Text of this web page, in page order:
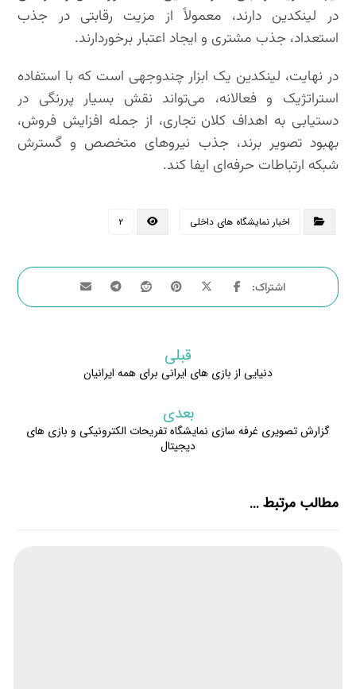
در لینکدین دارند، معمولاً از مزیت رقابتی در جذب
استعداد، جذب مشتری و ایجاد اعتبار برخوردارند.
در نهایت، لینکدین یک ابزار چندوجهی است که با استفاده
استراتژیک و فعالانه، می‌تواند نقش بسیار پررنگی در
دستیابی به اهداف کلان تجاری، از جمله افزایش فروش،
بهبود تصویر برند، جذب نیروهای متخصص و گسترش
شبکه ارتباطات حرفه‌ای ایفا کند.
اخبار نمایشگاه های داخلی ۲
قبلی
دنیایی از بازی های ایرانی برای همه ایرانیان
بعدی
گزارش تصویری غرفه سازی نمایشگاه تفریحات الکترونیکی و بازی های
دیجیتال
مطالب مرتبط ...